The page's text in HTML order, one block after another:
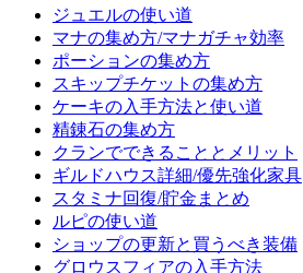
ジュエルの使い道
マナの集め方/マナガチャ効率
ポーションの集め方
スキップチケットの集め方
ケーキの入手方法と使い道
精錬石の集め方
クランでできることとメリット
ギルドハウス詳細/優先強化家具
スタミナ回復/貯金まとめ
ルピの使い道
ショップの更新と買うべき装備
グロウスフィアの入手方法